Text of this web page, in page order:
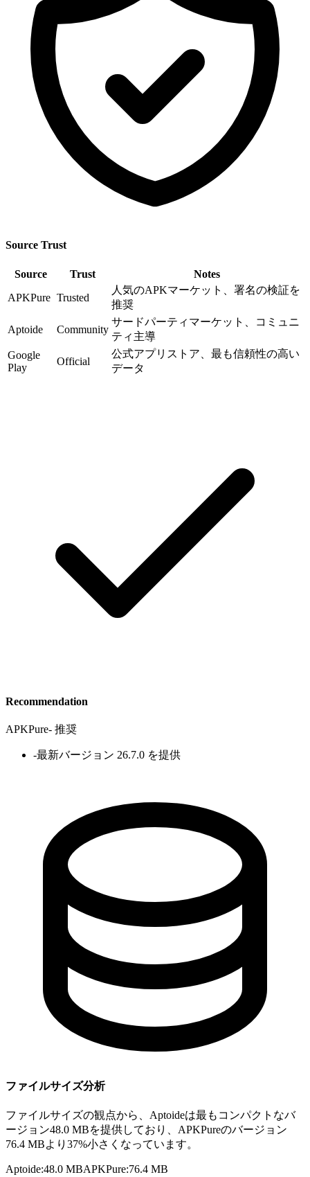
Source Trust
Source Trust
Notes
APKPure Trusted
人気のAPKマーケット、署名の検証を
推奨
Aptoide Community
サードパーティマーケット、コミュニ
ティ主導
Google
Play
Official
公式アプリストア、最も信頼性の高い
データ
Recommendation
APKPure- 推奨
-最新バージョン 26.7.0 を提供
ファイルサイズ分析
ファイルサイズの観点から、Aptoideは最もコンパクトなバ
ージョン48.0 MBを提供しており、APKPureのバージョン
76.4 MBより37%小さくなっています。
Aptoide:48.0 MBAPKPure:76.4 MB